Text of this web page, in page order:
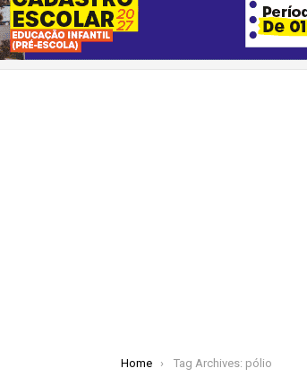
Home Tag Archives: pólio